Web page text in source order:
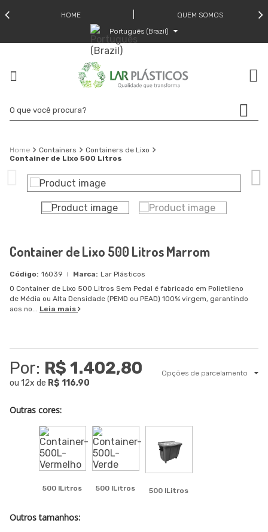
HOME
QUEM SOMOS
Português (Brazil)
Containers
Containers de Lixo
Container de Lixo 500 Litros
Container de Lixo 500 Litros Marrom
16039
Lar Plásticos
O Container de Lixo 500 Litros Sem Pedal é fabricado em Polietileno
de Média ou Alta Densidade (PEMD ou PEAD) 100% virgem, garantindo
aos no... Leia mais
Por: R$ 1.402,80
ou 12x de R$ 116,90
Opções de parcelamento
Outras cores:
500 lLitros 500 lLitros 500 lLitros
Outros tamanhos: